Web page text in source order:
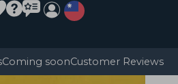
Coming soonCustomer Reviews